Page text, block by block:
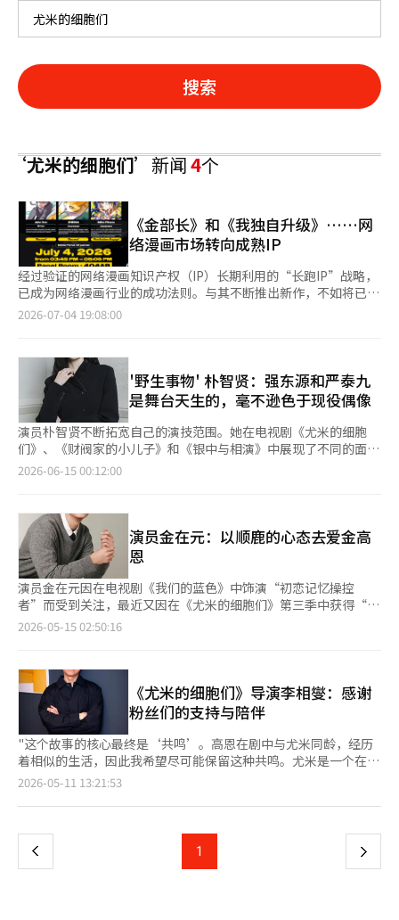
搜索
‘尤米的细胞们’新闻4个
《金部长》和《我独自升级》……网
络漫画市场转向成熟IP
经过验证的网络漫画知识产权（IP）长期利用的“长跑IP”战略，
已成为网络漫画行业的成功法则。与其不断推出新作，不如将已有
粉丝基础的作品扩展为动画、电视剧和电影等，从而使单一IP在数
内热门排名中，《金部长》（2021年连载）、《惩罚教育》
（2020年连载）等几年前开始连载的作品仍然保持在前列。最近
改编为电视剧的《金部长》，是原作网络漫画IP通过影视化再次扩
展的典型案例。 在Kakao娱乐平台上也出现了类似的趋势。《我
独自升级》（2016年）、《天赋》（2020年）、《盗墓王》
（2016年）等作品，都是连载多年后仍然作为平台核心IP发挥作
用的作品。 影视化战略也正在重新聚焦于经过验证的长期IP，而非
新IP。NAVER漫画的《Elexid》（2018年）正在进行动画制作，
级》在动画之后，还推进了以演员边宇石为主角的Netflix真人化项
目，成为全球IP扩展的代表案例。 特别是《我独自升级》，经过网
络小说和网络漫画的传播，扩展到动画、游戏和音乐剧等多个领
域，累计观看量达到143亿次，成为全球热门IP。它被评为典型
的“长跑IP”模型，因为它以多种格式再生产，长期消费。业内人
士认为，自2016年连载以来，该作品以多种形式扩展，持续保持
着稳定的粉丝基础。 这种趋势正在超越个别平台，扩展到整个行
业。随着网络漫画行业进入成熟期，持续挖掘新兴热门作品的趋势
在全球活动中也能感受到相同的趋势。NAVER漫画在美国洛杉矶
举行的《动漫博览会》上没有单独展位，而是专注于参与
《Elexid》动画面板活动。该面板将由原作者孙济浩和Zena作家
出席，与全球粉丝见面。 NAVER漫画在2023年与麦当劳合作布置
了展位，去年首次设立了单独展位以加强当地营销，但今年则改变
了策略，选择参与活动。NAVER漫画表示，将把精力集中在即将
于10月在美国纽约举行的纽约动漫展（NYCC）上。 业内人士认
为，这一变化不仅仅是简单的营销策略，而是IP商业结构本身的转
了更长的生命周期。 然而，也有观点指出，这种IP扩展并不总是直
接与平台的业绩挂钩。因为在电视剧和影视化之后，原作网络漫画
平台的再流入效果有限。例如，尽管《尤米的细胞们》电视剧制作
2026-07-04 19:08:00
'野生事物' 朴智贤：强东源和严泰九
是舞台天生的，毫不逊色于现役偶像
演员朴智贤不断拓宽自己的演技范围。她在电视剧《尤米的细胞
们》、《财阀家的小儿子》和《银中与相演》中展现了不同的面
貌，赢得了观众的信任，而在电影《野生事物》中，她再次迎接新
演主唱多美，展现了幽默的喜剧演技，进一步拓宽了自己的演技范
围。“我觉得作为中心需要自信。虽然有些担心，因为我没有舞台
经验，而且身边有很多外貌出众的人，我在想我能否胜任这个角
色。不过，我还是决定要积极面对，带着自信去做。我观看了很多
在舞台上表演的艺术家的视频，试图消除自我意识，放下所有，享
受这个过程。事后我觉得有些遗憾，应该更投入一些。”朴智贤出
生于1994年，并不是完全“经历”过电影中时代的一代。尽管如
此，她凭借对童年记忆和偶像文化的深刻理解，成功地再现了“那
手。因此，感受那个时代的情感和氛围并没有太大困难。我进行了
大量的资料调查，并努力参考当时活跃的歌手。”那个时代的氛围
很难用语言简单描述。发型、服装、音乐节目采访时的语气、舞台
上的态度，都是塑造角色的材料。“如您所见，我努力再现当时流
行的发型和服装。那时在节目中接受采访的人有特定的说话方式。
我在音乐节目采访时也努力使用那种语气。其实不是我一个人在努
力，很多工作人员帮助再现了那个时代的背景、布景和道具，因此
我感觉自己仿佛真的存在于那个时代。我所查找的过去的场所也被
完美再现，感觉就像身处其中。”在准备多美的过程中，朴智贤最
新纯真的概念到强烈华丽的表演的转变与多美的角色相吻合。“我
喜欢god和Fin.K.L。因为有这样的经历，我对（电影背景）有了理
解。作为多美的参考，我选择了李孝利前辈。多美这个角色不仅与
2026-06-15 00:12:00
演员金在元：以顺鹿的心态去爱金高
恩
演员金在元因在电视剧《我们的蓝色》中饰演“初恋记忆操控
者”而受到关注，最近又因在《尤米的细胞们》第三季中获得“国
民小鲜肉”的称号。自出道以来，他逐步积累了丰富的作品，最近
现了关系中的甜蜜，显示了金在元的新可能性。“能被称为‘国民
小鲜肉’，我感到非常高兴，似乎得到了很多关注和爱。除此之
外，这部作品是第三季，能够与第一、第二季的漫长旅程一起收
尾，意义也非常重大。我觉得我们很好地完成了这个旅程，我也感
到自豪。”蒂宾原创剧《尤米的细胞们3》（编剧：宋在正、金京
兰；导演：李相燮）讲述了成为明星作家的尤米（由金高恩饰）与
顺鹿（由金在元饰）之间突如其来的浪漫故事。该剧改编自同名网
络漫画，自2022年第一季开播以来，至2026年第三季，记录了尤
米的生活、爱情与成长的瞬间。“这个角色让我感到‘竟然能如此
细胞们》的长期观众，也希望尤米能一辈子幸福。”《尤米的细胞
们》每一季都通过尤米身边的缘分积累了爱情与成长的时光。第一
2026-05-15 02:50:16
《尤米的细胞们》导演李相燮：感谢
粉丝们的支持与陪伴
"这个故事的核心最终是‘共鸣’。高恩在剧中与尤米同龄，经历
着相似的生活，因此我希望尽可能保留这种共鸣。尤米是一个在身
边可以看到的像妹妹一样亲切的人，但仔细观察，她内心也有闪光
细胞一起生活、爱与成长的普通女孩尤米（由金高恩饰演）的故
瞬间被一一记录下来。执导过《神秘的白》、《购物王路易》、
《复仇者们》、《知道妻子》、《我独自与你》、《半的半》、
2026-05-11 13:21:53
上
页
1 下